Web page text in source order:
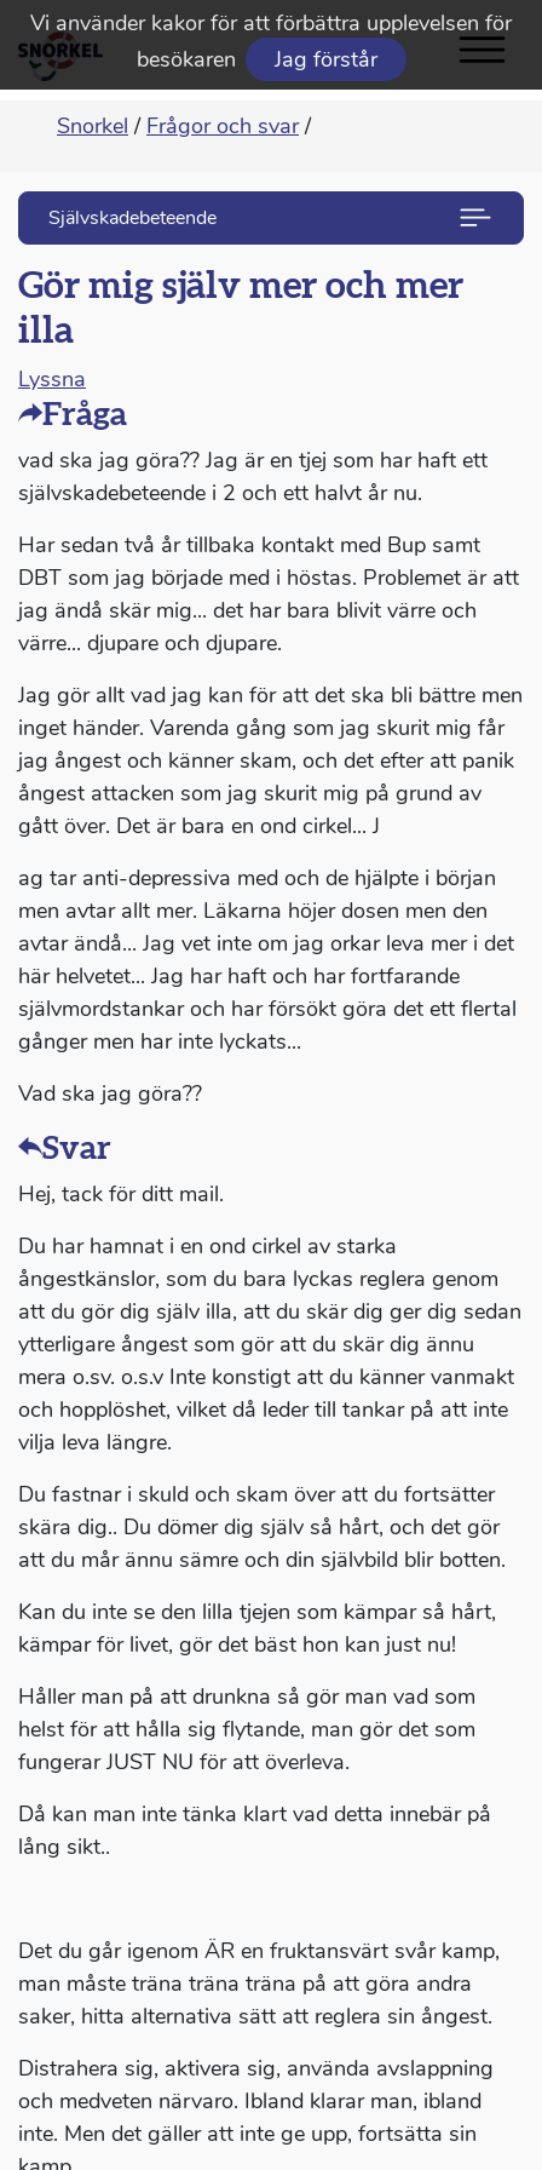
Vi använder kakor för att förbättra upplevelsen för
besökaren
Jag förstår
Snorkel / Frågor och svar /
Självskadebeteende
Gör mig själv mer och mer
illa
Lyssna
Fråga
vad ska jag göra?? Jag är en tjej som har haft ett
självskadebeteende i 2 och ett halvt år nu.
Har sedan två år tillbaka kontakt med Bup samt
DBT som jag började med i höstas. Problemet är att
jag ändå skär mig... det har bara blivit värre och
värre... djupare och djupare.
Jag gör allt vad jag kan för att det ska bli bättre men
inget händer. Varenda gång som jag skurit mig får
jag ångest och känner skam, och det efter att panik
ångest attacken som jag skurit mig på grund av
gått över. Det är bara en ond cirkel... J
ag tar anti-depressiva med och de hjälpte i början
men avtar allt mer. Läkarna höjer dosen men den
avtar ändå... Jag vet inte om jag orkar leva mer i det
här helvetet... Jag har haft och har fortfarande
självmordstankar och har försökt göra det ett flertal
gånger men har inte lyckats...
Vad ska jag göra??
Svar
Hej, tack för ditt mail.
Du har hamnat i en ond cirkel av starka
ångestkänslor, som du bara lyckas reglera genom
att du gör dig själv illa, att du skär dig ger dig sedan
ytterligare ångest som gör att du skär dig ännu
mera o.sv. o.s.v Inte konstigt att du känner vanmakt
och hopplöshet, vilket då leder till tankar på att inte
vilja leva längre.
Du fastnar i skuld och skam över att du fortsätter
skära dig.. Du dömer dig själv så hårt, och det gör
att du mår ännu sämre och din självbild blir botten.
Kan du inte se den lilla tjejen som kämpar så hårt,
kämpar för livet, gör det bäst hon kan just nu!
Håller man på att drunkna så gör man vad som
helst för att hålla sig flytande, man gör det som
fungerar JUST NU för att överleva.
Då kan man inte tänka klart vad detta innebär på
lång sikt..
Det du går igenom ÄR en fruktansvärt svår kamp,
man måste träna träna träna på att göra andra
saker, hitta alternativa sätt att reglera sin ångest.
Distrahera sig, aktivera sig, använda avslappning
och medveten närvaro. Ibland klarar man, ibland
inte. Men det gäller att inte ge upp, fortsätta sin